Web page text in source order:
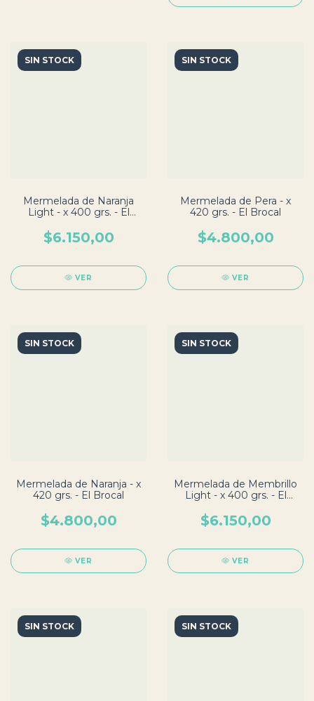
SIN STOCK
Mermelada de Naranja
Light - x 400 grs. - El
$6.150,00
VER
SIN STOCK
Mermelada de Pera - x
420 grs. - El Brocal
$4.800,00
VER
SIN STOCK
Mermelada de Naranja - x
420 grs. - El Brocal
$4.800,00
VER
SIN STOCK
Mermelada de Membrillo
Light - x 400 grs. - El
$6.150,00
VER
SIN STOCK SIN STOCK